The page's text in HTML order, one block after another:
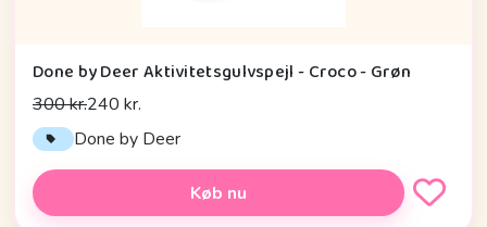
Done by Deer Aktivitetsgulvspejl - Croco - Grøn
300 kr.240 kr.
Done by Deer
Køb nu